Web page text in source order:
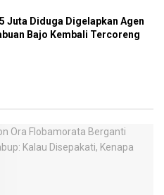
Juta Diduga Digelapkan Agen
Bajo Kembali Tercoreng